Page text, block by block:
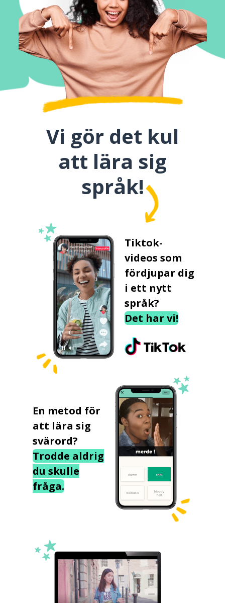
Vi gör det kul
att lära sig
språk!
Tiktok-
videos som
fördjupar dig
i ett nytt
språk?
Det har vi!
En metod för
att lära sig
svärord?
Trodde aldrig
du skulle
fråga.